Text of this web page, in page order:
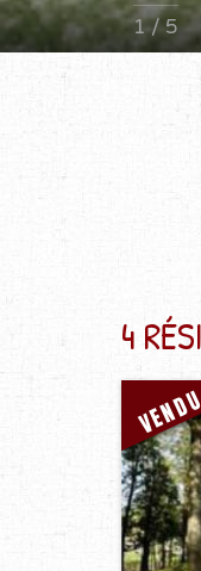
1 / 5
4